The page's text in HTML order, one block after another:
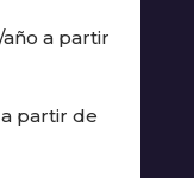
a partir
partir de